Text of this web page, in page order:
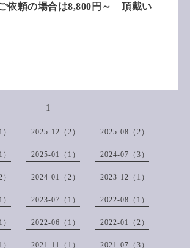
依頼の場合は8,800円～ 頂戴い
1
2025-12（2） 2025-08（2）
2025-01（1） 2024-07（3）
2024-01（2） 2023-12（1）
2023-07（1） 2022-08（1）
2022-06（1） 2022-01（2）
2021-11（1） 2021-07（3）